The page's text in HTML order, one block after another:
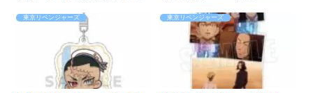
マウスパッド Peaceful Holiday
ver. 三ツ谷隆Ⓒ和久井健・講談社
／アニメ「東京リベンジャーズ」
クリルキーホルダー(黒川 イザナ/
オーバーオール)colleizeで探す
東京リベンジャーズ 東京リベンジャーズ